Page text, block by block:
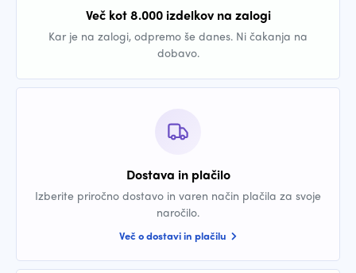
Več kot 8.000 izdelkov na zalogi
Kar je na zalogi, odpremo še danes. Ni čakanja na
dobavo.
Dostava in plačilo
Izberite priročno dostavo in varen način plačila za svoje
naročilo.
Več o dostavi in plačilu